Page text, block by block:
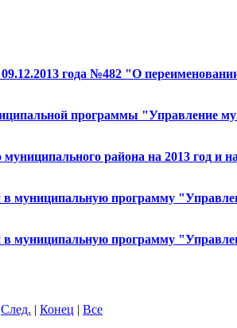
09.12.2013 года №482 "О
программы "Управление
района на 2013 год и
в муниципальную программу
в муниципальную программу
След. | Конец | Все